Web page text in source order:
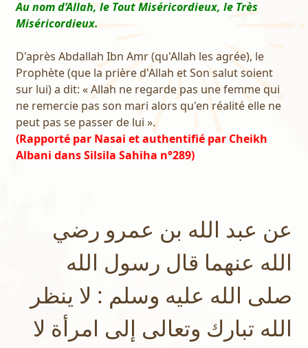
Au nom d’Allah, le Tout Miséricordieux, le Très
Miséricordieux.
D'après Abdallah Ibn Amr (qu'Allah les agrée), le
Prophète (que la prière d'Allah et Son salut soient
sur lui) a dit: « Allah ne regarde pas une femme qui
ne remercie pas son mari alors qu'en réalité elle ne
peut pas se passer de lui ».
(Rapporté par Nasai et authentifié par Cheikh
Albani dans Silsila Sahiha n°289)
عن عبد الله بن عمرو رضي
الله عنهما قال رسول الله
صلى الله عليه وسلم : لا ينظر
الله تبارك وتعالى إلى امرأة لا